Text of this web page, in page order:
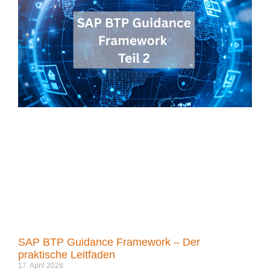
SAP BTP Guidance Framework – Der
praktische Leitfaden
17. April 2026